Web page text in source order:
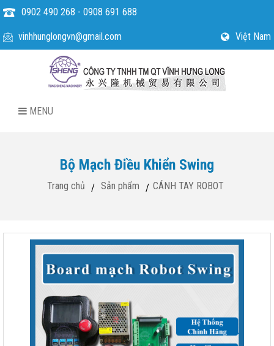
0902 490 268 - 0908 691 688
vinhhunglongvn@gmail.com Việt Nam
MENU
Bộ Mạch Điều Khiển Swing
Trang chủ / Sản phẩm / CÁNH TAY ROBOT